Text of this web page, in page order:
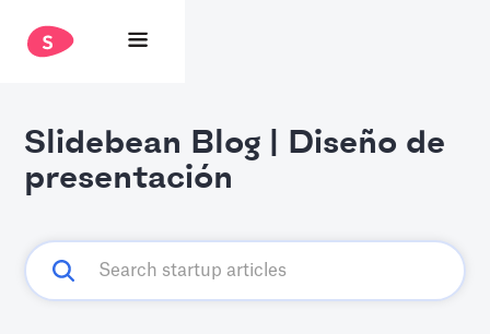
Slidebean Blog | Diseño de
presentación